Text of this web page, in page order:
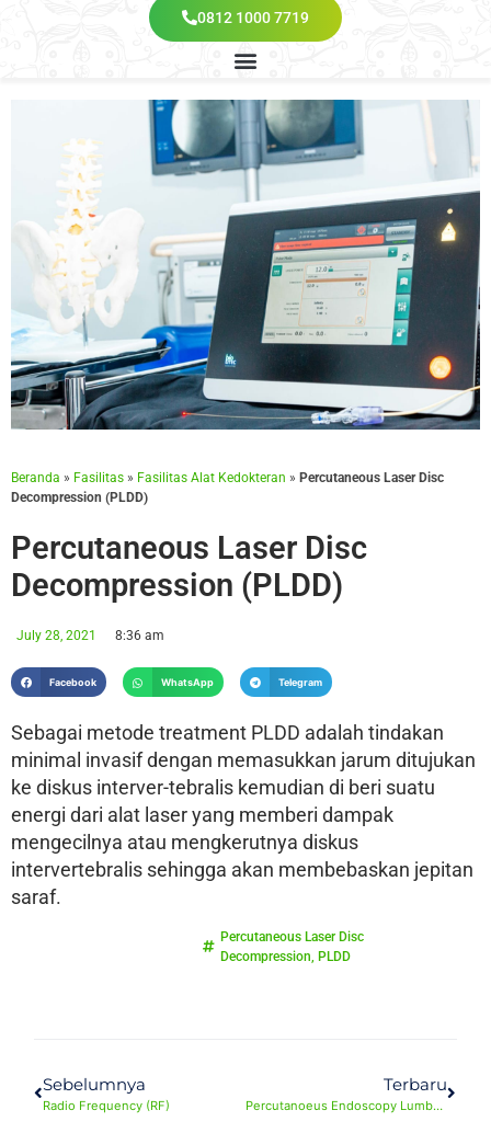
0812 1000 7719
Beranda » Fasilitas » Fasilitas Alat Kedokteran » Percutaneous Laser Disc
Decompression (PLDD)
Percutaneous Laser Disc
Decompression (PLDD)
July 28, 2021 8:36 am
Facebook WhatsApp Telegram
Sebagai metode treatment PLDD adalah tindakan
minimal invasif dengan memasukkan jarum ditujukan
ke diskus interver-tebralis kemudian di beri suatu
energi dari alat laser yang memberi dampak
mengecilnya atau mengkerutnya diskus
intervertebralis sehingga akan membebaskan jepitan
saraf.
Percutaneous Laser Disc
Decompression PLDD
Sebelumnya
Radio Frequency (RF)
Terbaru
Percutanoeus Endoscopy Lumbar Decompression (PELD)